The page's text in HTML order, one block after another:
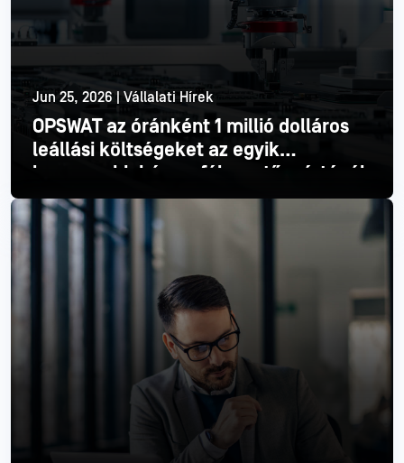
Jun 25, 2026 | Vállalati Hírek
OPSWAT az óránként 1 millió dolláros
leállási költségeket az egyik
legnagyobb három félvezetőgyártónál
Olvass tovább